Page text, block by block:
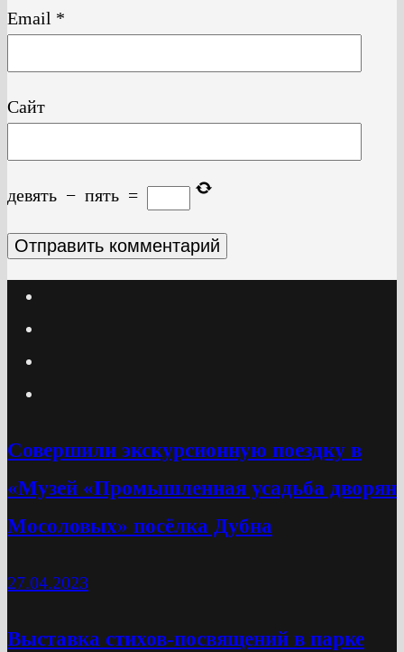
Email *
Сайт
девять − пять =
Cовершили экскурсионную поездку в
«Музей «Промышленная усадьба дворян
Мосоловых» посёлка Дубна
27.04.2023
Выставка стихов-посвящений в парке